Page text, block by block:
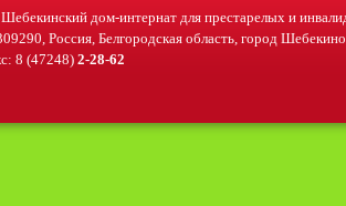
дом-интернат для престарелых и
Россия, Белгородская область, город
8 (47248)2-28-62